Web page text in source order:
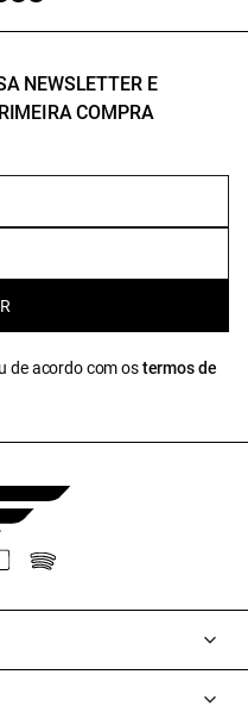
NEWSLETTER E
COMPRA
de acordo com ostermos de